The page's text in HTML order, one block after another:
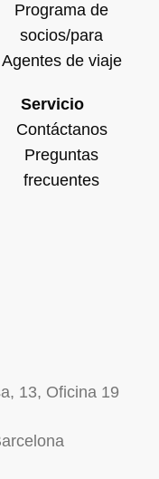
Programa de
socios/para
Agentes de viaje
Servicio
Contáctanos
Preguntas
frecuentes
13, Oficina 19